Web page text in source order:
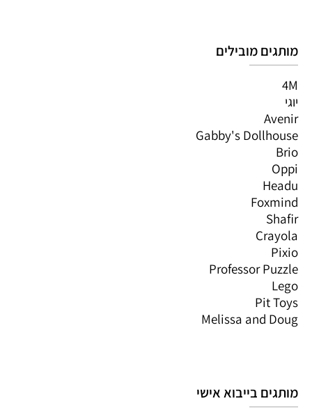
מותגים מובילים
4M
יוגי
Avenir
Gabby's Dollhouse
Brio
Oppi
Headu
Foxmind
Shafir
Crayola
Pixio
Professor Puzzle
Lego
Pit Toys
Melissa and Doug
מותגים בייבוא אישי